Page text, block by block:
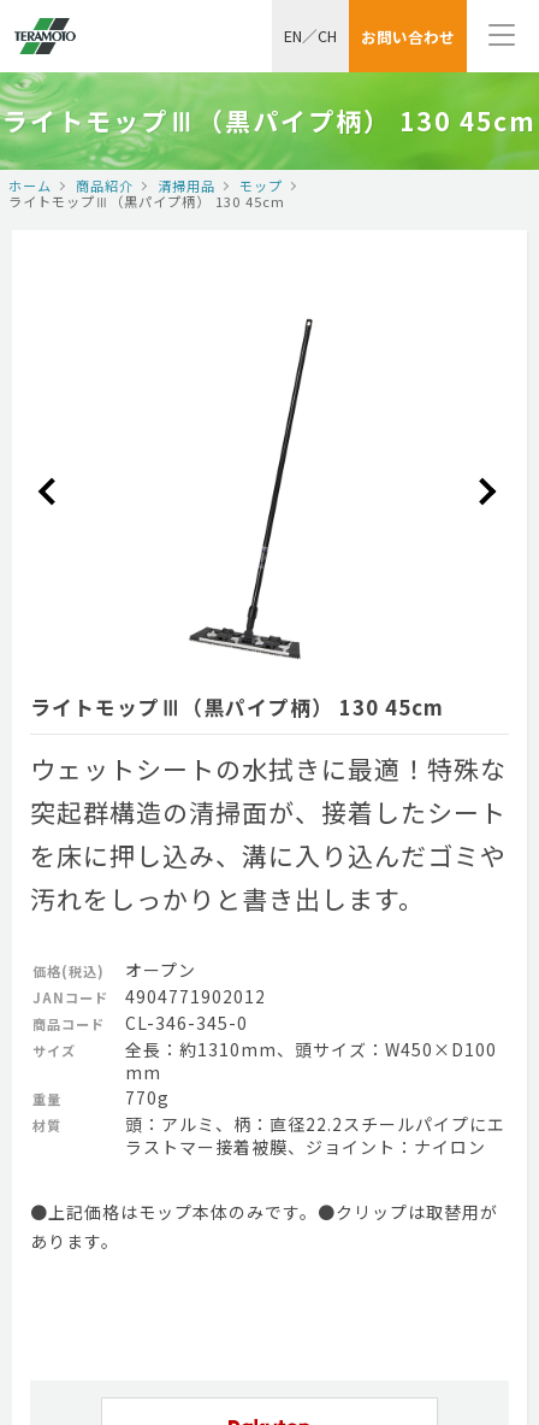
お問い合わせ
EN／CH
ライトモップⅢ（黒パイプ柄） 130 45cm
ホーム 商品紹介 清掃用品
モップ
ライトモップⅢ（黒パイプ柄） 130 45cm
ライトモップⅢ（黒パイプ柄） 130 45cm
ウェットシートの水拭きに最適！特殊な
突起群構造の清掃面が、接着したシート
を床に押し込み、溝に入り込んだゴミや
汚れをしっかりと書き出します。
価格(税込) オープン
JANコード 4904771902012
商品コード CL-346-345-0
サイズ
全長：約1310mm、頭サイズ：W450×D100
mm
重量 770g
材質
頭：アルミ、柄：直径22.2スチールパイプにエ
ラストマー接着被膜、ジョイント：ナイロン
●上記価格はモップ本体のみです。●クリップは取替用が
あります。